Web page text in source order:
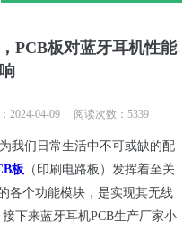
PCB板对蓝牙耳机性能
2024-04-09 阅读次数：5339
我们日常生活中不可或缺的配
板（印刷电路板）发挥着至关
各个功能模块，是实现其无线
下来蓝牙耳机PCB生产厂家小